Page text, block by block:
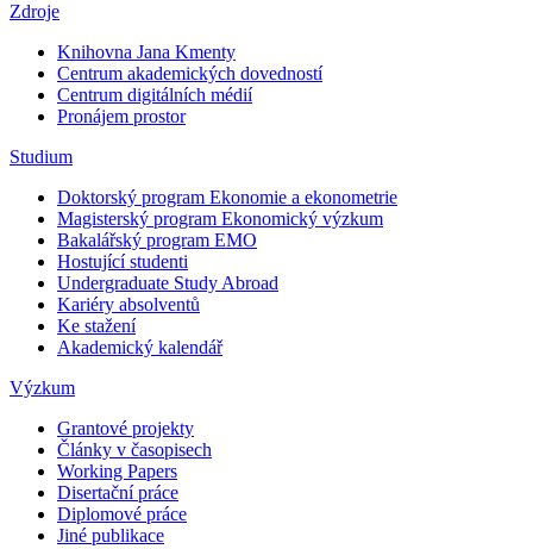
Zdroje
Knihovna Jana Kmenty
Centrum akademických dovedností
Centrum digitálních médií
Pronájem prostor
Studium
Doktorský program Ekonomie a ekonometrie
Magisterský program Ekonomický výzkum
Bakalářský program EMO
Hostující studenti
Undergraduate Study Abroad
Kariéry absolventů
Ke stažení
Akademický kalendář
Výzkum
Grantové projekty
Články v časopisech
Working Papers
Disertační práce
Diplomové práce
Jiné publikace